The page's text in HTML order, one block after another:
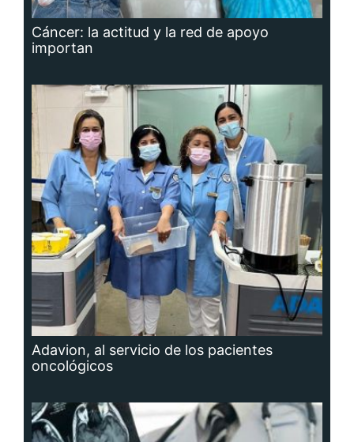
Cáncer: la actitud y la red de apoyo
importan
Adavion, al servicio de los pacientes
oncológicos